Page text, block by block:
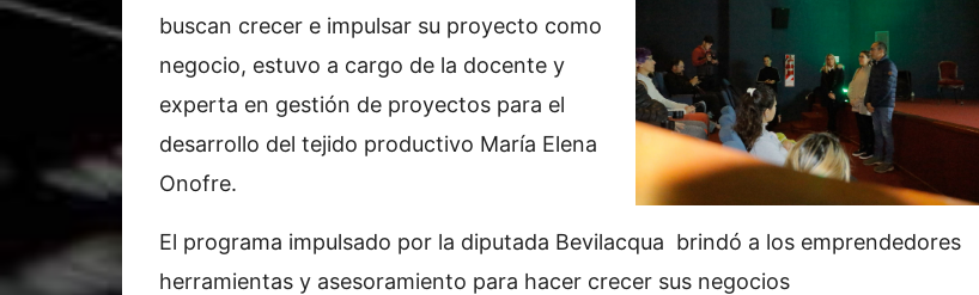
buscan crecer e impulsar su proyecto como
negocio, estuvo a cargo de la docente y
experta en gestión de proyectos para el
desarrollo del tejido productivo María Elena
Onofre.
El programa impulsado por la diputada Bevilacqua brindó a los emprendedores
herramientas y asesoramiento para hacer crecer sus negocios